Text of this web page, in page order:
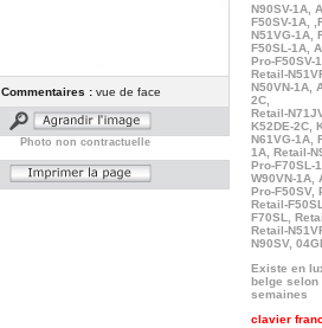
Commentaires :vue de face
Photo non contractuelle
N90SV-1A,
F50SV-1A,
N51VG-1A,
F50SL-1A,
Pro-F50SV-
Retail-
N50VN-1A,
2C,
Retail-
K52DE-2C,
N61VG-1A,
1A, Retail-
Pro-F70SL-
W90VN-1A,
Pro-F50SV,
Retail-
F70SL,
Retail-
N90SV,
Existe en
belge selon
semaines
clavier